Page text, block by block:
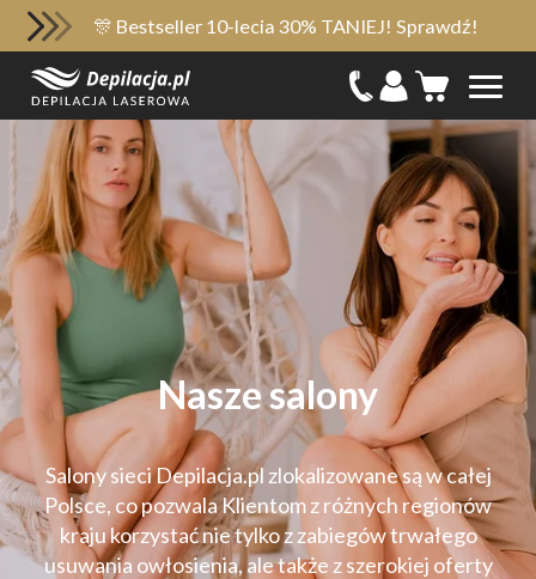
🎊 Bestseller 10-lecia 30% TANIEJ! Sprawdź!
Nasze salony
Salony sieci Depilacja.pl zlokalizowane są w całej
Polsce, co pozwala Klientom z różnych regionów
kraju korzystać nie tylko z zabiegów trwałego
usuwania owłosienia, ale także z szerokiej oferty